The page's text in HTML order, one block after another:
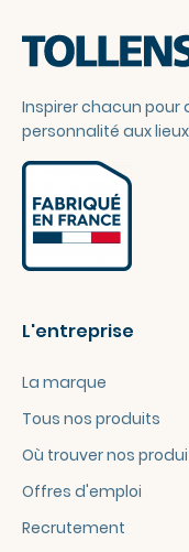
Inspirer chacun pour
personnalité aux
L'entreprise
La marque
Tous nos produits
Où trouver nos
Offres d'emploi
Recrutement